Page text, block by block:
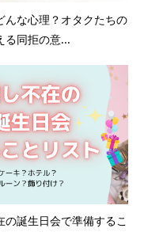
んな心理？オタクたちの
る同拒の意...
の誕生日会で準備するこ